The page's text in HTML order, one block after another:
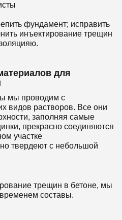
фундамент; исправить
инъектирование трещин
для
мы проводим с
видов растворов. Все они
заполняя самые
прекрасно соединяются
участке
твердеют с небольшой
трещин в бетоне, мы
составы.